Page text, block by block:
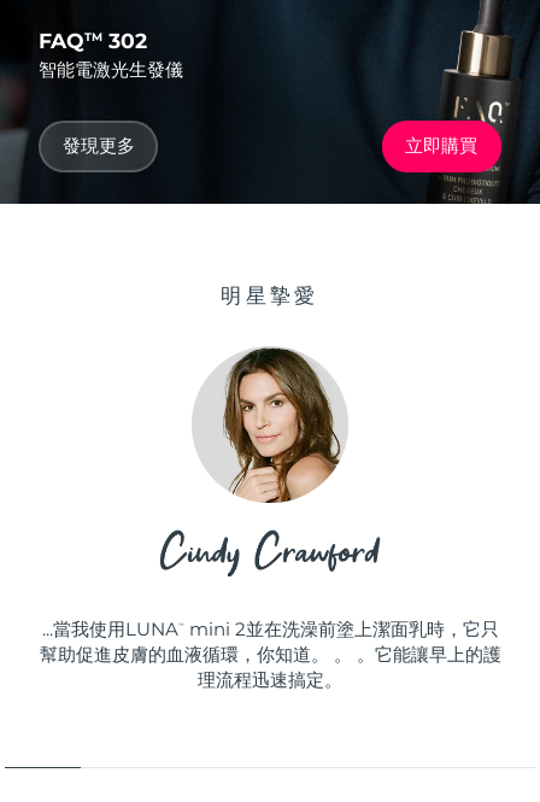
FAQTM 302
智能電激光生發儀
發現更多 立即購買
明星摯愛
...當我使用LUNA ™
mini 2並在洗澡前塗上潔面乳時，它只
幫助促進皮膚的血液循環，你知道。 。 。它能讓早上的護
理流程迅速搞定。